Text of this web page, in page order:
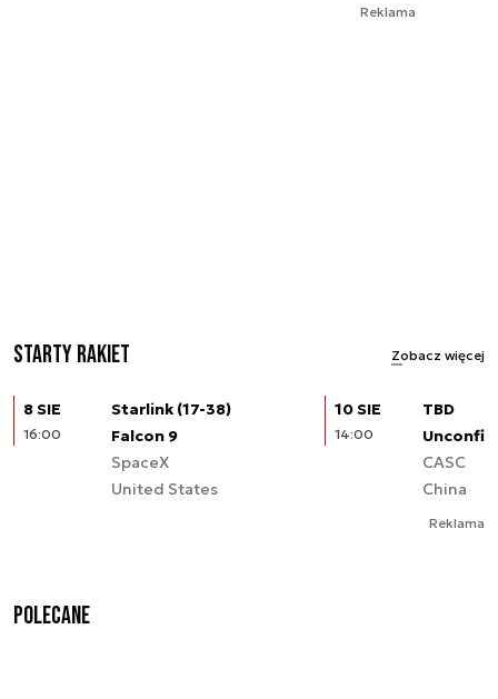
Reklama
Starty rakiet Zobacz więcej
8 SIE
16:00
Starlink (17-38)
Falcon 9
SpaceX
United States
10 SIE
14:00
TBD
CASC
China
Reklama
Polecane